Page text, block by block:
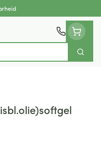
Zoek